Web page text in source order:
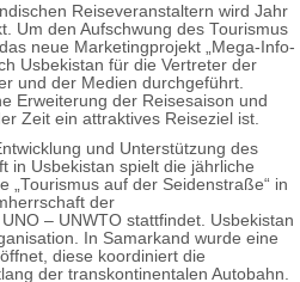
Reiseveranstaltern wird Jahr
Um den Aufschwung des Tourismus
neue Marketingprojekt „Mega-Info-
Usbekistan für die Vertreter der
und der Medien durchgeführt.
Erweiterung der Reisesaison und
Zeit ein attraktives Reiseziel ist.
und Unterstützung des
in Usbekistan spielt die jährliche
„Tourismus auf der Seidenstraße“ in
der
– UNWTO stattfindet. Usbekistan
In Samarkand wurde eine
diese koordiniert die
der transkontinentalen Autobahn.